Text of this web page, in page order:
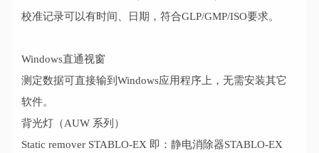
校准记录可以有时间、日期，符合GLP/GMP/ISO要求。
Windows直通视窗
测定数据可直接输到Windows应用程序上，无需安装其它
软件。
背光灯（AUW 系列）
Static remover STABLO-EX 即：静电消除器STABLO-EX